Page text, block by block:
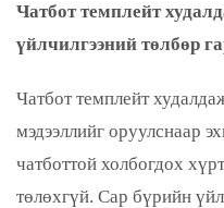
Чатбот темплейт
үйлчилгээний төлбөр
Чатбот темплейт
мэдээллийг оруулснаар
чатботтой холбогдох
төлөхгүй. Сар бүрийн